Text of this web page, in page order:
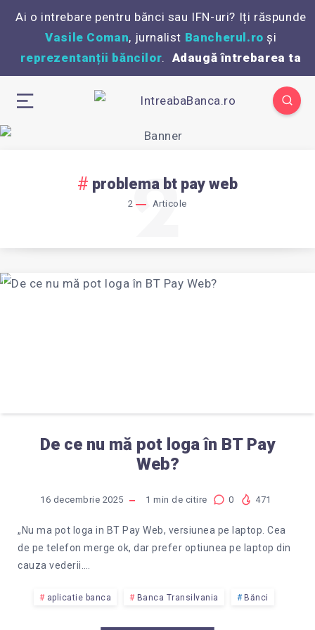
Ai o intrebare pentru bănci sau IFN-uri? Iți răspunde
Vasile Coman, jurnalist Bancherul.ro și
reprezentanții băncilor. Adaugă întrebarea ta
problema bt pay web
2 Articole
2
De ce nu mă pot loga în BT Pay
Web?
16 decembrie 2025 1 min de citire 0 471
„Nu ma pot loga in BT Pay Web, versiunea pe laptop. Cea
de pe telefon merge ok, dar prefer optiunea pe laptop din
cauza vederii….
aplicatie banca Banca Transilvania Bănci